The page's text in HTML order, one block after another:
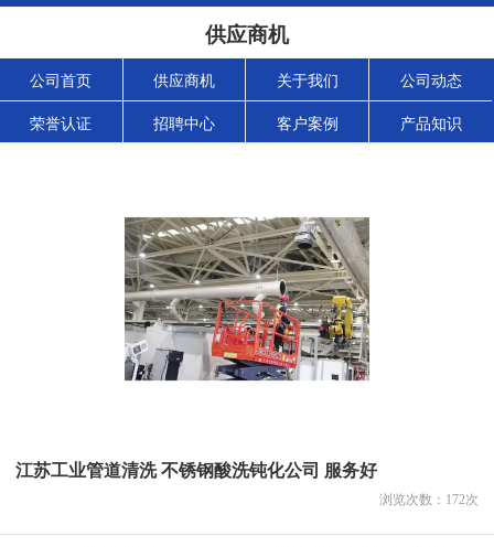
供应商机
公司首页 供应商机 关于我们 公司动态
荣誉认证 招聘中心 客户案例 产品知识
江苏工业管道清洗 不锈钢酸洗钝化公司 服务好
浏览次数： 172次